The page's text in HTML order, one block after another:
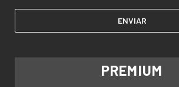
PREMIUM